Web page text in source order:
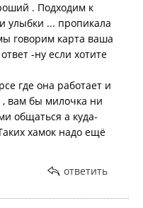
. Подходим к
улыбки ... пропикала
говорим карта ваша
-ну если хотите
где она работает и
, вам бы милочка ни
общаться а куда-
хамок надо ещё
ответить